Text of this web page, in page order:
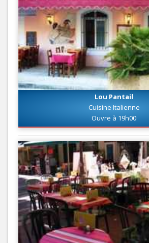
Lou Pantail
Cuisine Italienne
Ouvre à 19h00